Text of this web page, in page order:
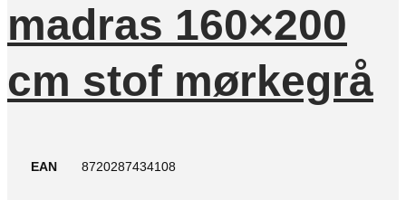
madras 160×200
cm stof mørkegrå
EAN 8720287434108